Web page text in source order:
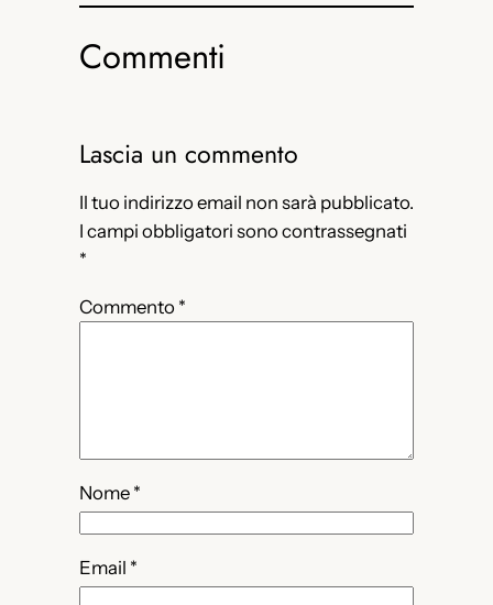
Commenti
Lascia un commento
Il tuo indirizzo email non sarà pubblicato.
I campi obbligatori sono contrassegnati
*
Commento *
Nome *
Email *